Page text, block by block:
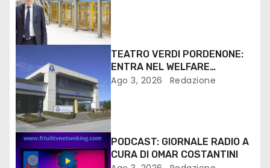
TEATRO VERDI PORDENONE:
ENTRA NEL WELFARE
TERRITORIALE FVG
Ago 3, 2026 Redazione
PODCAST: GIORNALE RADIO A
CURA DI OMAR COSTANTINI